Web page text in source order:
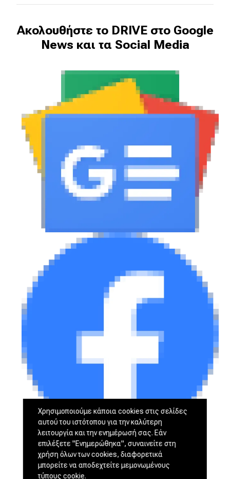
Ακολουθήστε το DRIVE στο Google
News και τα Social Media
Χρησιμοποιούμε κάποια cookies στις σελίδες
αυτού του ιστότοπου για την καλύτερη
λειτουργία και την ενημέρωσή σας. Εάν
επιλέξετε "Ενημερώθηκα", συναινείτε στη
χρήση όλων των cookies, διαφορετικά
μπορείτε να αποδεχτείτε μεμονωμένους
τύπους cookie.